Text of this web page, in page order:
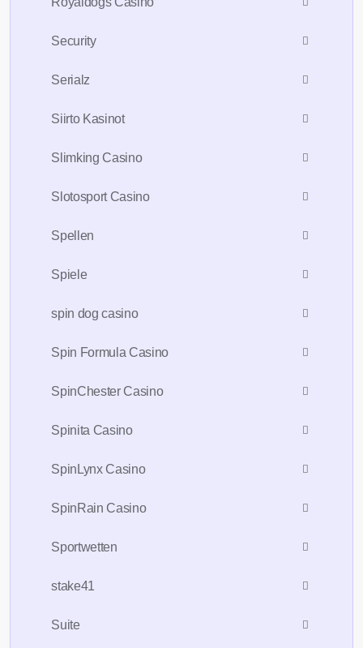
Security
Serialz
Siirto Kasinot
Slimking Casino
Slotosport Casino
Spellen
Spiele
spin dog casino
Spin Formula Casino
SpinChester Casino
Spinita Casino
SpinLynx Casino
SpinRain Casino
Sportwetten
stake41
Suite